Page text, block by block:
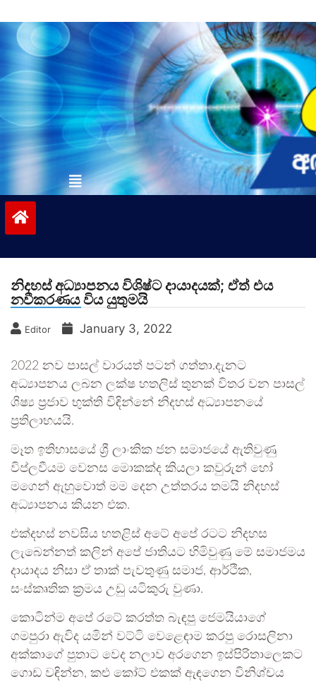
to
contentvinivida.lk
නිදහස් අධ්‍යාපනය විශිෂ්ට දායාදයක්; ඒත් එය
නවීකරණය විය යුතුමයි
Editor January 3, 2022
2022 නව පාසල් වාරයත් පටන් ගත්තා.දැනට
අධ්‍යාපනය ලබන ලක්ෂ හතලිස් තුනක් විතර වන පාසල්
ශිෂ්‍ය ප්‍රජාව භුක්ති විඳින්නේ නිදහස් අධ්‍යාපනයේ
ප්‍රතිලාභයයි.
මෑත ඉතිහාසයේ ශ්‍රී ලාංකික ජන සමාජයේ ඇතිවුණු
විප්ලවීයම වෙනස මොකක්ද කියලා කවුරුන් හෝ
මගෙන් ඇහුවොත් මම දෙන උත්තරය තමයි නිදහස්
අධ්‍යාපනය කියන එක.
එක්දහස් නවසිය හතළිස් අටේ අපේ රටට නිදහස
ලැබෙන්නත් කලින් අපේ ජාතියට හිමිවුණු මේ සමාජමය
දායාදය නිසා ඒ තාක් පැවතුණු සමාජ, ආර්ථික,
සංස්කෘතික ක්‍රමය උඩු යටිකුරු වුණා.
කොටින්ම අපේ රටේ කරත්ත බැඳපු ජෙමයියාගේ
ගමපුරා ඇවිද යමින් වට්ටි වෙළෙඳාම කරපු රොසලිනා
අක්කාගේ පුතාට වෙද නලාව අරගෙන ඉස්පිරිතාලෙකට
ගොඩ වඳින්න, කළු කෝට් එකක් ඇඳගෙන විනිශ්චය